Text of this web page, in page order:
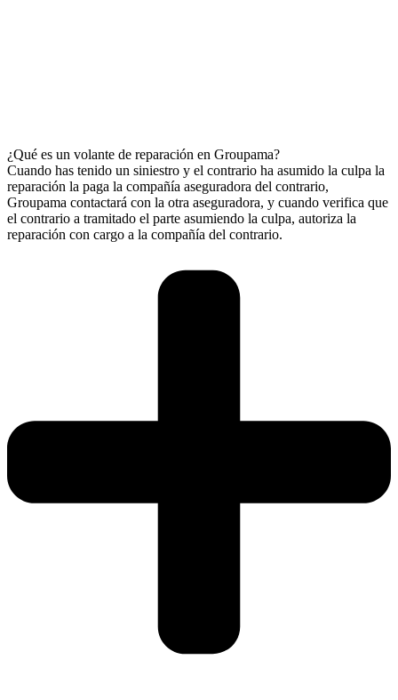
¿Qué es un volante de reparación en Groupama?
Cuando has tenido un siniestro y el contrario ha asumido la culpa la
reparación la paga la compañía aseguradora del contrario,
Groupama contactará con la otra aseguradora, y cuando verifica que
el contrario a tramitado el parte asumiendo la culpa, autoriza la
reparación con cargo a la compañía del contrario.